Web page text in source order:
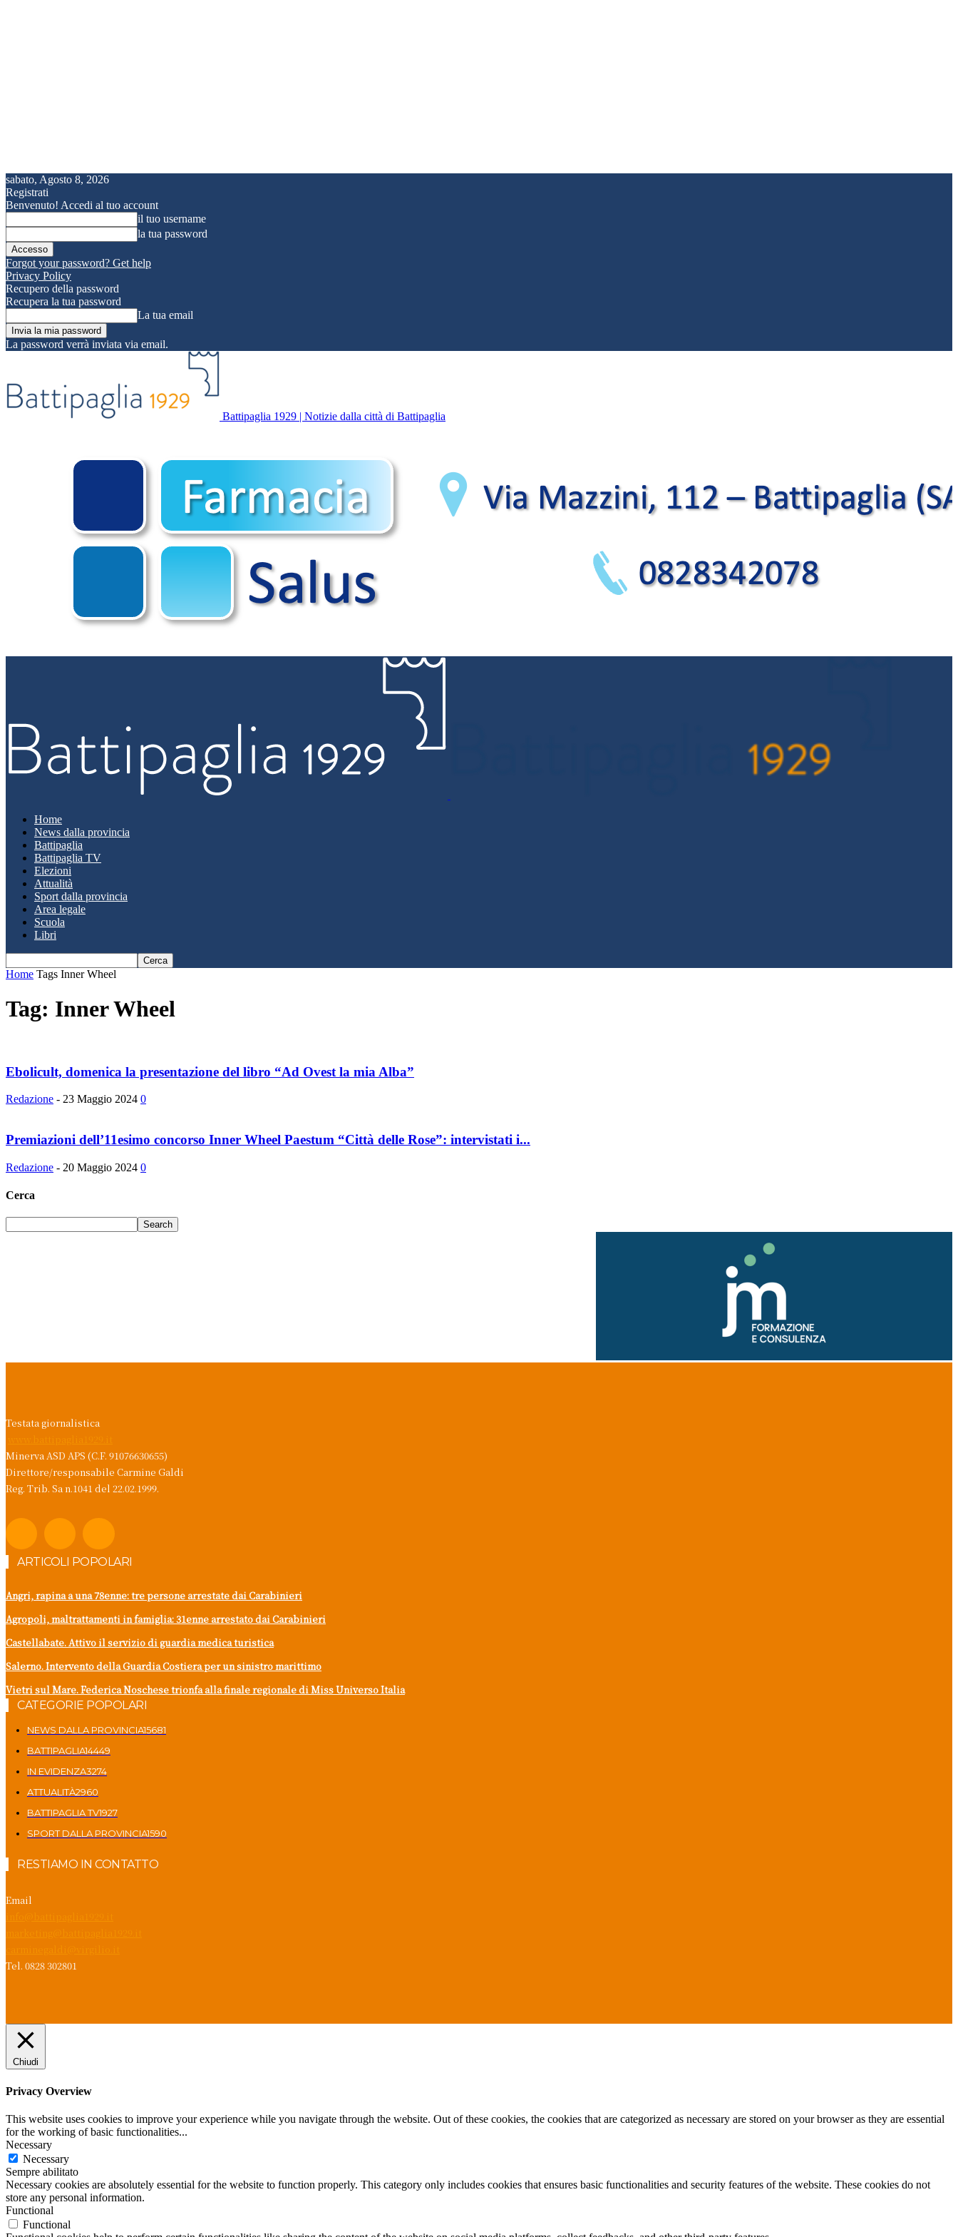
sabato, Agosto 8, 2026
Registrati
Benvenuto! Accedi al tuo account
il tuo username
la tua password
Forgot your password? Get help
Privacy Policy
Recupero della password
Recupera la tua password
La tua email
La password verrà inviata via email.
Battipaglia 1929 | Notizie dalla città di Battipaglia
Home
News dalla provincia
Battipaglia
Battipaglia TV
Elezioni
Attualità
Sport dalla provincia
Area legale
Scuola
Libri
Home Tags Inner Wheel
Tag: Inner Wheel
Ebolicult, domenica la presentazione del libro “Ad Ovest la mia Alba”
Redazione - 23 Maggio 2024 0
Premiazioni dell’11esimo concorso Inner Wheel Paestum “Città delle Rose”: intervistati i...
Redazione - 20 Maggio 2024 0
Cerca
Testata giornalistica
Minerva ASD APS (C.F. 91076630655)
Direttore/responsabile Carmine Galdi
Reg. Trib. Sa n.1041 del 22.02.1999.
ARTICOLI POPOLARI
Angri, rapina a una 78enne: tre persone arrestate dai Carabinieri
Agropoli, maltrattamenti in famiglia: 31enne arrestato dai Carabinieri
Castellabate. Attivo il servizio di guardia medica turistica
Salerno. Intervento della Guardia Costiera per un sinistro marittimo
Vietri sul Mare. Federica Noschese trionfa alla finale regionale di Miss Universo Italia
CATEGORIE POPOLARI
NEWS DALLA PROVINCIA15681
BATTIPAGLIA14449
IN EVIDENZA3274
ATTUALITÀ2960
BATTIPAGLIA TV1927
SPORT DALLA PROVINCIA1590
RESTIAMO IN CONTATTO
Email
Tel. 0828 302801
Chiudi
Privacy Overview
This website uses cookies to improve your experience while you navigate through the website. Out of these cookies, the cookies that are categorized as necessary are stored on your browser as they are essential
for the working of basic functionalities...
Necessary
Necessary
Sempre abilitato
Necessary cookies are absolutely essential for the website to function properly. This category only includes cookies that ensures basic functionalities and security features of the website. These cookies do not
store any personal information.
Functional
Functional